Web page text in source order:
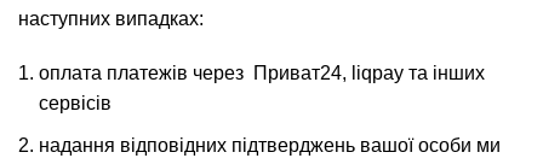
наступних випадках:
оплата платежів через Приват24, liqpay та інших
сервісів
надання відповідних підтверджень вашої особи ми